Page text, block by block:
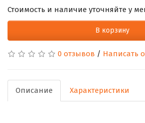
Стоимость и наличие уточняйте у
В корзину
0 отзывов / Написать
Описание Характеристики